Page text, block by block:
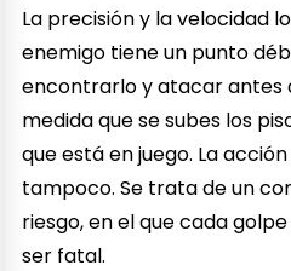
La precisión y la velocidad
enemigo tiene un punto
encontrarlo y atacar antes
medida que se subes los
que está en juego. La
tampoco. Se trata de un
riesgo, en el que cada
ser fatal.